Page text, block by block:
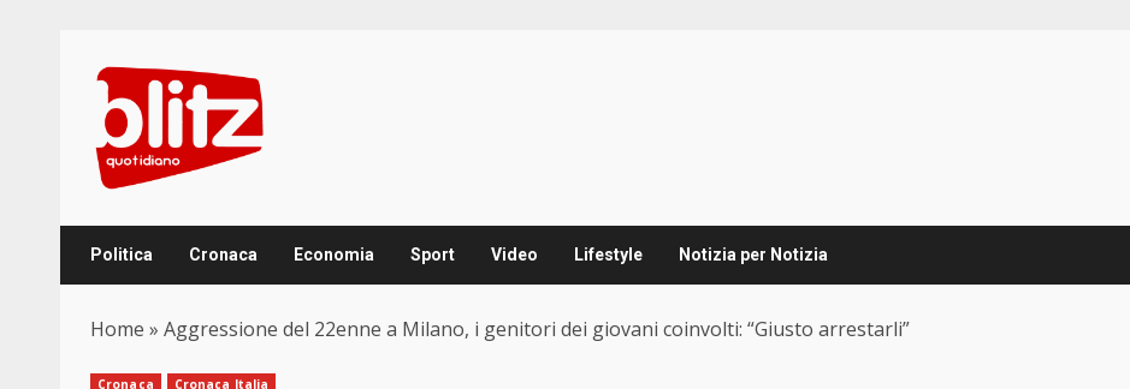
content
Politica Cronaca Economia Sport Video Lifestyle Notizia per Notizia
Home » Aggressione del 22enne a Milano, i genitori dei giovani coinvolti: “Giusto arrestarli”
Cronaca Cronaca Italia